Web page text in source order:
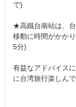
で)
★高鐵台南站は、台
移動に時間がかか
5分)
有益なアドバイス
に台湾旅行楽しん